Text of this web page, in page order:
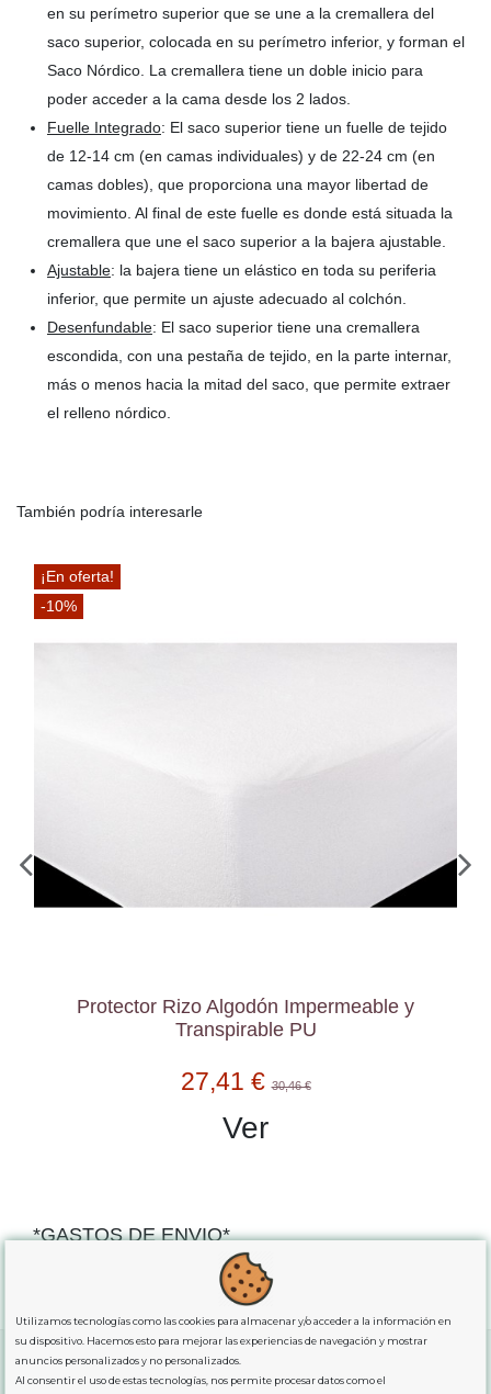
en su perímetro superior que se une a la cremallera del
saco superior, colocada en su perímetro inferior, y forman el
Saco Nórdico. La cremallera tiene un doble inicio para
poder acceder a la cama desde los 2 lados.
Fuelle Integrado: El saco superior tiene un fuelle de tejido
de 12-14 cm (en camas individuales) y de 22-24 cm (en
camas dobles), que proporciona una mayor libertad de
movimiento. Al final de este fuelle es donde está situada la
cremallera que une el saco superior a la bajera ajustable.
Ajustable: la bajera tiene un elástico en toda su periferia
inferior, que permite un ajuste adecuado al colchón.
Desenfundable: El saco superior tiene una cremallera
escondida, con una pestaña de tejido, en la parte internar,
más o menos hacia la mitad del saco, que permite extraer
el relleno nórdico.
También podría interesarle
¡En oferta!
-10%
Protector Rizo Algodón Impermeable y
Transpirable PU
27,41 €30,46 €
Ver
*GASTOS DE ENVIO*
para comprassuperiores a 80€
exclusiva para la peninsula.
Utilizamos tecnologías como las cookies para almacenar y/o acceder a la información en
su dispositivo. Hacemos esto para mejorar las experiencias de navegación y mostrar
anuncios personalizados y no personalizados.
Al consentir el uso de estas tecnologías, nos permite procesar datos como el